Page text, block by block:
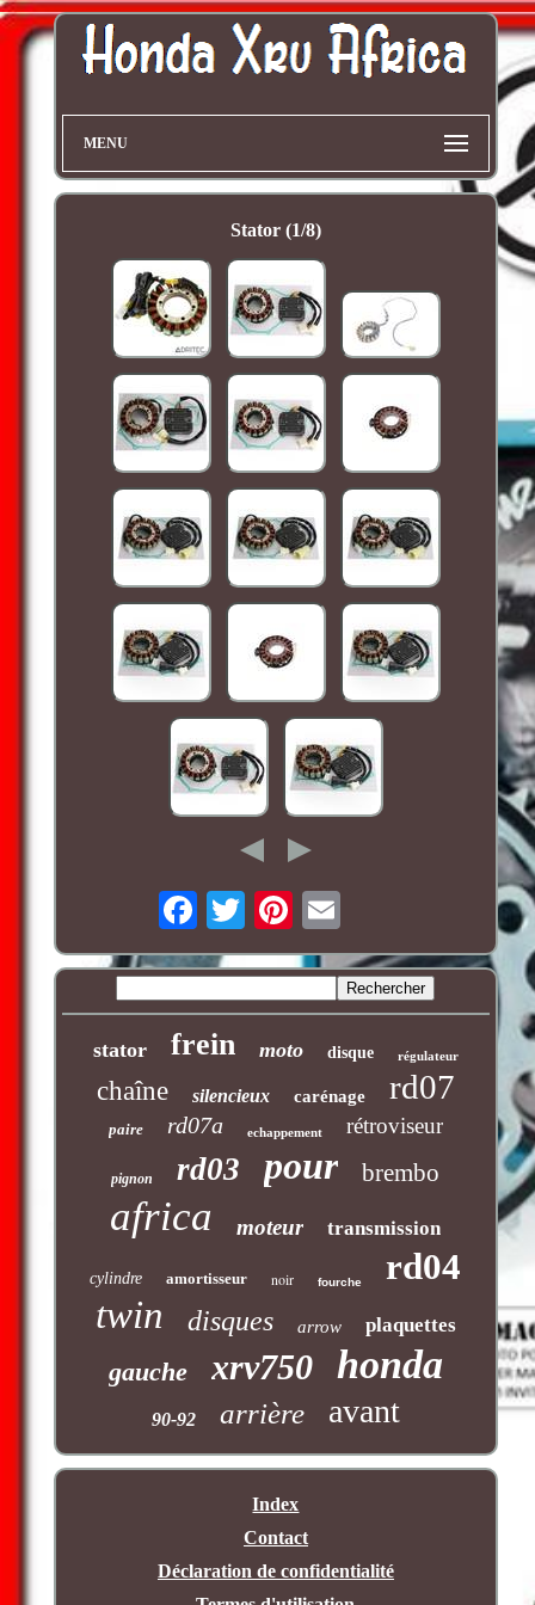
MENU
Stator (1/8)
stator frein moto disque régulateur
chaîne silencieux carénage rd07
paire rd07a echappement rétroviseur
pignon rd03 pour brembo
africa moteur transmission
cylindre amortisseur noir fourche rd04
twin disques arrow plaquettes
gauche xrv750 honda
90-92 arrière avant
Index
Contact
Déclaration de confidentialité